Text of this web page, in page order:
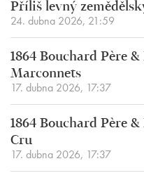
Příliš levný
24. dubna 2026, 21:59
1864 Bouchard Père
Marconnets
17. dubna 2026, 17:37
1864 Bouchard Père
Cru
17. dubna 2026, 17:37